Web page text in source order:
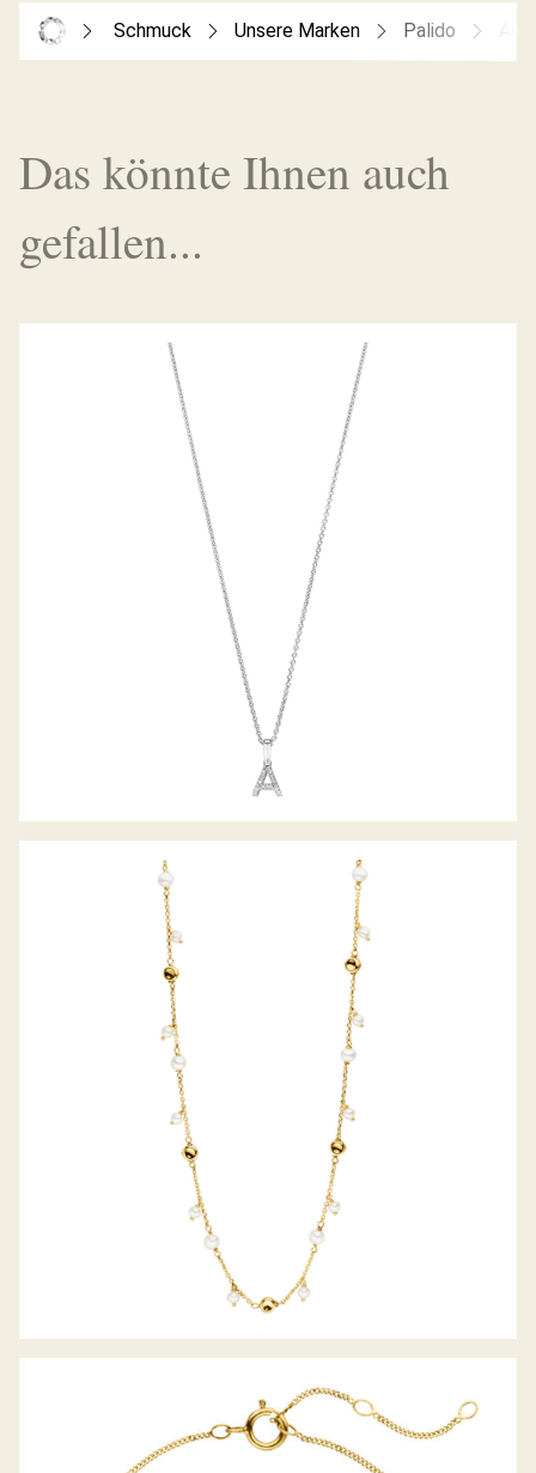
Schmuck Unsere Marken Palido
Das könnte Ihnen auch
gefallen...
PALIDO DIAMANTANHÄNGER
PALIDO COLLIER